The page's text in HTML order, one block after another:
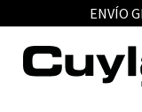
ENVÍO